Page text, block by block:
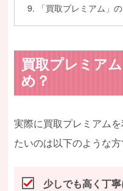
「買取プレミアム」
買取プレミア
め？
実際に買取プレミアム
たいのは以下のような方
少しでも高く丁